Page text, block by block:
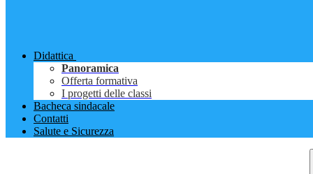
Didattica
Panoramica
Offerta formativa
I progetti delle classi
Bacheca sindacale
Contatti
Salute e Sicurezza